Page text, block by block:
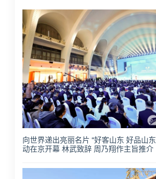
向世界递出亮丽名片 “好客山东 好品山
动在京开幕 林武致辞 周乃翔作主旨推介